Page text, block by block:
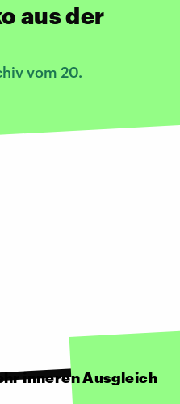
aus der
vom 20.
inneren Ausgleich